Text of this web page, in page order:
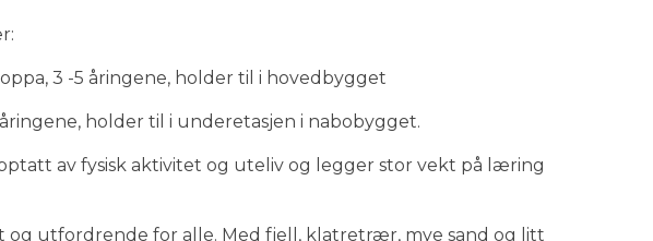
3 -5 åringene, holder til i hovedbygget
holder til i underetasjen i nabobygget.
av fysisk aktivitet og uteliv og legger stor vekt på læring
og utfordrende for alle. Med fjell, klatretrær, mye sand og litt